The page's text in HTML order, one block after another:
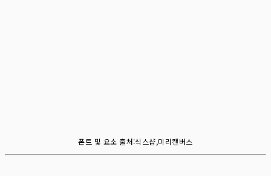
폰트 및 요소 출처:식스샵,미리캔버스